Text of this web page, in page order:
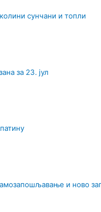
сунчани и топли
за 23. јул
и ново